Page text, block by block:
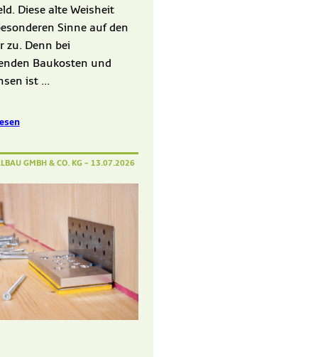
Diese alte Weisheit
Sinne auf den
zu. Denn bei
Baukosten und
ist ...
GMBH & CO. KG– 13.07.2026